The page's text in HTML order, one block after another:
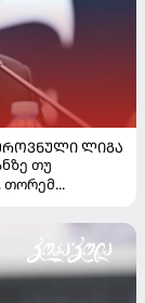
ᲚᲘᲒᲐ
თუ
თორემ...